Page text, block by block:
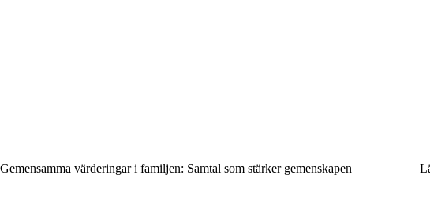
Gemensamma värderingar i familjen: Samtal som stärker gemenskapen